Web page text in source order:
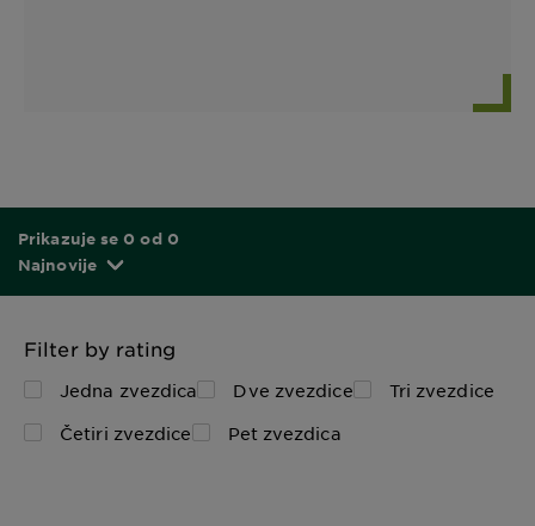
Prikazuje se 0 od 0
Najnovije
Filter by rating
Jedna zvezdica Dve zvezdice
Tri zvezdice
Četiri zvezdice
Pet zvezdica